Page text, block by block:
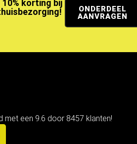
10% korting bij
ONDERDEEL
AANVRAGEN
met een 9.6 door 8457 klanten!